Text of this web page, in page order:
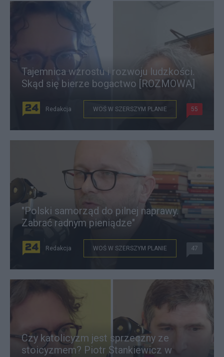
Tajemnica wzrostu i rozwoju ludzkości.
Skąd się bierze bogactwo [ROZMOWA]
Redakcja WOŚ W SZERSZYM PLANIE 55
"Polski samorząd do pilnej naprawy.
Zabrać radnym pieniądze"
Redakcja WOŚ W SZERSZYM PLANIE 47
Czy katolicyzm jest sprzeczny ze
stoicyzmem? Piotr Stankiewicz w